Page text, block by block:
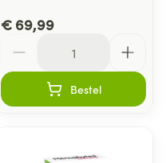
€ 69,99
Bestel